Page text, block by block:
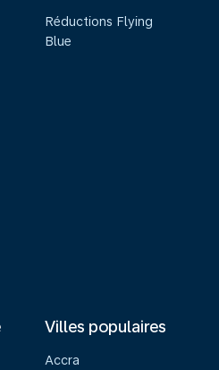
Réductions Flying
Blue
Villes populaires
Accra